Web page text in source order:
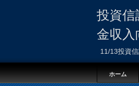
投資
金収入
11/13投資
ホーム